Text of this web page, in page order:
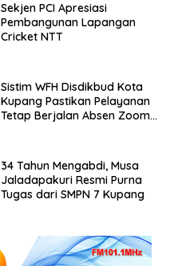
Sekjen PCI Apresiasi
Pembangunan Lapangan
Cricket NTT
Sistim WFH Disdikbud Kota
Kupang Pastikan Pelayanan
Tetap Berjalan Absen Zoom
34 Tahun Mengabdi, Musa
Jaladapakuri Resmi Purna
Tugas dari SMPN 7 Kupang